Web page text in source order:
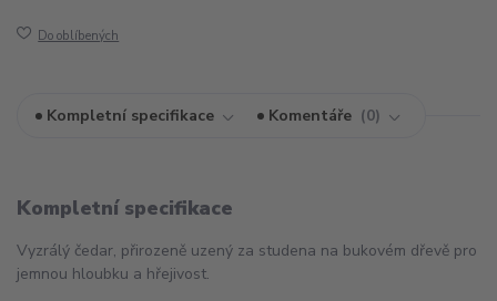
Do oblíbených
Kompletní specifikace Komentáře 0
Kompletní specifikace
Vyzrálý čedar, přirozeně uzený za studena na bukovém dřevě pro
jemnou hloubku a hřejivost.